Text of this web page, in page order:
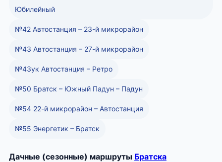
Юбилейный
№42 Автостанция – 23-й микрорайон
№43 Автостанция – 27-й микрорайон
№43ук Автостанция – Ретро
№50 Братск – Южный Падун – Падун
№54 22-й микрорайон – Автостанция
№55 Энергетик – Братск
Дачные (сезонные) маршруты Братска